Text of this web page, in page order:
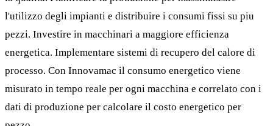
l'utilizzo degli impianti e distribuire i consumi fissi su piu
pezzi. Investire in macchinari a maggiore efficienza
energetica. Implementare sistemi di recupero del calore di
processo. Con Innovamac il consumo energetico viene
misurato in tempo reale per ogni macchina e correlato con i
dati di produzione per calcolare il costo energetico per